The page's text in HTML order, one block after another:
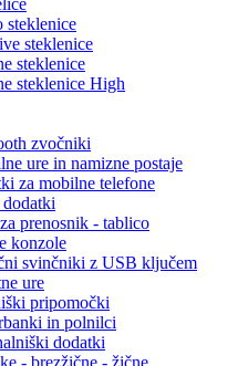
steklenice
steklenice
steklenice
steklenice High
zvočniki
ure in namizne postaje
za mobilne telefone
prenosnik - tablico
konzole
svinčniki z USB ključem
ure
pripomočki
in polnilci
dodatki
- brezžične - žične